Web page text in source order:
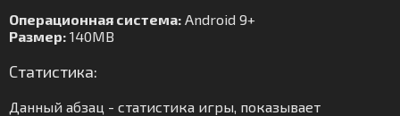
Операционная система: Android 9+
Размер: 140MB
Статистика:
Данный абзац - статистика игры, показывает